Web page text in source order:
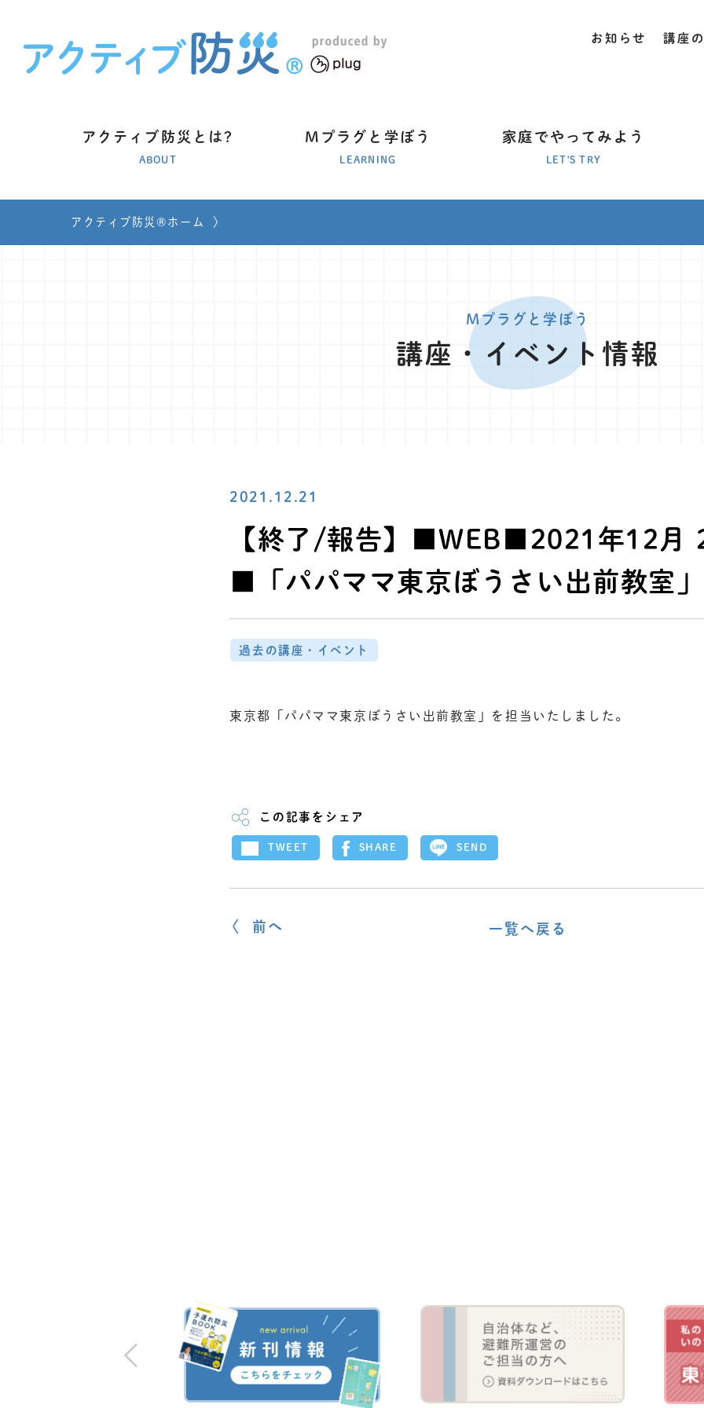
アクティブ防災とは?
ABOUT
Mプラグと学ぼう
LEARNING
家庭でやってみよう
LET'S TRY
お知らせ 講座
アクティブ防災®ホーム 〉
Mプラグと学ぼう
講座・イベント情報
2021.12.21
【終了/報告】■WEB■2021年12月
■「パパママ東京ぼうさい出前教室
過去の講座・イベント
東京都「パパママ東京ぼうさい出前教室」を担当いたしました。
この記事をシェア
TWEET SHARE SEND
一覧へ戻る